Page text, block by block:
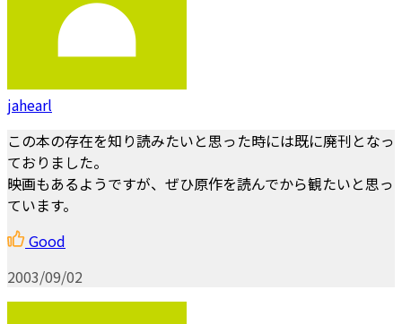
jahearl
この本の存在を知り読みたいと思った時には既に廃刊となっ
ておりました。
映画もあるようですが、ぜひ原作を読んでから観たいと思っ
ています。
Good
2003/09/02